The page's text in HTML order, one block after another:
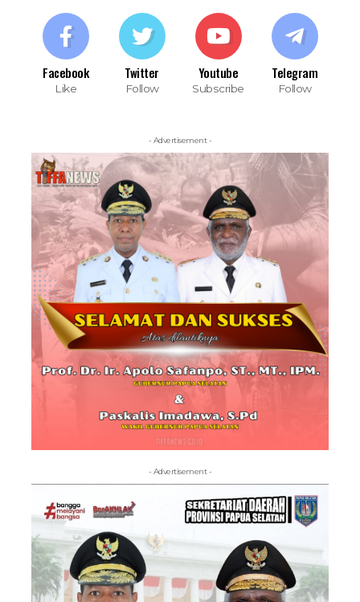
Facebook
Like
Twitter
Follow
Youtube
Subscribe
Telegram
Follow
- Advertisement -
- Advertisement -